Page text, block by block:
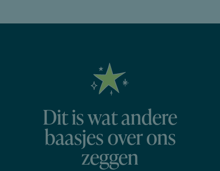
Dit is wat andere
baasjes over ons
zeggen